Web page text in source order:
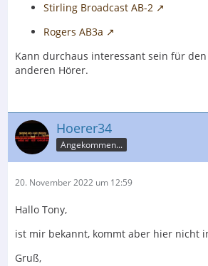
Stirling Broadcast AB-2
Rogers AB3a
Kann durchaus interessant sein für
anderen Hörer.
Hoerer34
Angekommen...
20. November 2022 um 12:59
Hallo Tony,
ist mir bekannt, kommt aber hier nicht
Gruß,